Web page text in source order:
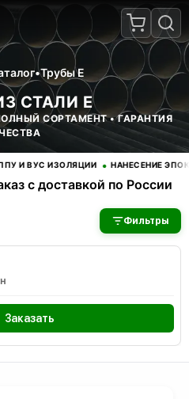
•Трубы Е
СТАЛИ Е
СОРТАМЕНТ • ГАРАНТИЯ
ВУС ИЗОЛЯЦИИ • НАНЕСЕНИЕ
с доставкой по России
Купить трубы оптом с
Фильтры
Заказать